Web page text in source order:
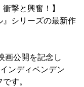
撃と興奮！】
』シリーズの最新作
画公開を記念し
ンディペンデン
す。